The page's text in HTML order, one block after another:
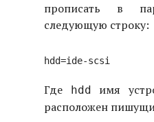
прописать в
следующую строку:
Где hdd
имя
расположен